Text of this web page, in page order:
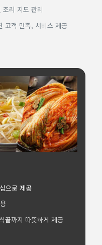
조리 지도 관리
고객 만족, 서비스 제공
으로 제공
끝까지 따뜻하게 제공